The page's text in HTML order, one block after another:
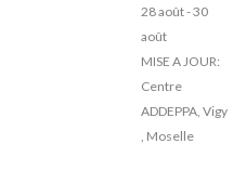
28 août-30
août
MISE A JOUR:
Centre
ADDEPPA, Vigy
, Moselle